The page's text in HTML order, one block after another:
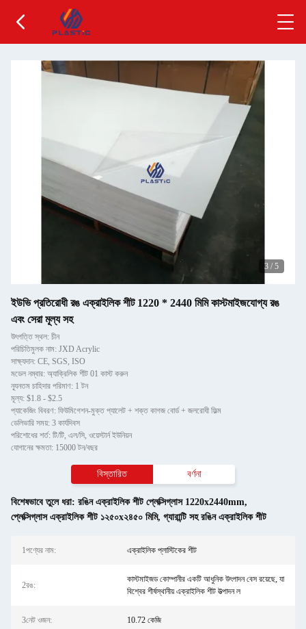
3 / 5
ইউভি প্রতিরোধী রঙ এক্রাইলিক শীট 1220 * 2440 মিমি কাস্টমাইজযোগ্য রঙ
এবং সেরা মূল্য সহ
উৎপত্তি স্থল: চীন
পরিচিতিমুলক নাম: JXD Acrylic
সাক্ষ্যদান: CE, SGS, ISO
মডেল নম্বার: অ্যাক্রিলিক শীট 01 কাস্ট করুন
ন্যূনতম চাহিদার পরিমাণ: 1 টন
মূল্য: $1.8 - $2.5
প্যাকেজিং বিবরণ: ফিউমিগেশন-মুক্ত প্যালেট + শক্ত কাগজ বোর্ড + জলরোধী ফিল্ম
ডেলিভারি সময়: 3 কার্যদিবস
পরিশোধের শর্ত: টি/টি, এল/সি, ওয়েস্টার্ন ইউনিয়ন
যোগানের ক্ষমতা: 15000 টন/বছর
বিস্তারিত বর্ণনা
বিশেষভাবে তুলে ধরা: রঙিন এক্রাইলিক শীট প্লেক্সিগ্লাস 1220x2440mm,
প্লেক্সিগ্লাস এক্রাইলিক শীট ১২৫০x২৪৫০ মিমি, গ্যারান্টি সহ রঙিন এক্রাইলিক শীট
1পণ্যের নাম: এক্রাইলিক প্লাস্টিকের শীট
2রঙ:
কাস্টমাইজড কোম্পানীর একটি আধুনিক উৎপাদন বেস রয়েছে, যা
বিশ্বের শীর্ষস্থানীয় এক্রাইলিক শীট উত্পাদন ল
3নেট ওজন: 10.72 কেজি